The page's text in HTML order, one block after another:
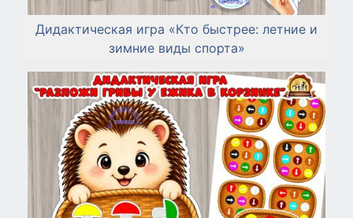
Дидактическая игра «Кто быстрее: летние и
зимние виды спорта»